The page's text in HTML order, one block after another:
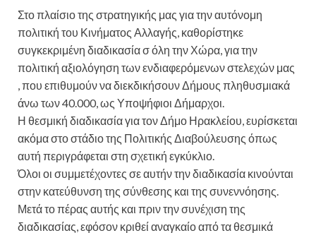
Στο πλαίσιο της στρατηγικής μας για την αυτόνομη
πολιτική του Κινήματος Αλλαγής, καθορίστηκε
συγκεκριμένη διαδικασία σ όλη την Χώρα, για την
πολιτική αξιολόγηση των ενδιαφερόμενων στελεχών μας
, που επιθυμούν να διεκδικήσουν Δήμους πληθυσμιακά
άνω των 40.000, ως Υποψήφιοι Δήμαρχοι.
Η θεσμική διαδικασία για τον Δήμο Ηρακλείου, ευρίσκεται
ακόμα στο στάδιο της Πολιτικής Διαβούλευσης όπως
αυτή περιγράφεται στη σχετική εγκύκλιο.
Όλοι οι συμμετέχοντες σε αυτήν την διαδικασία κινούνται
στην κατεύθυνση της σύνθεσης και της συνεννόησης.
Μετά το πέρας αυτής και πριν την συνέχιση της
διαδικασίας, εφόσον κριθεί αναγκαίο από τα θεσμικά